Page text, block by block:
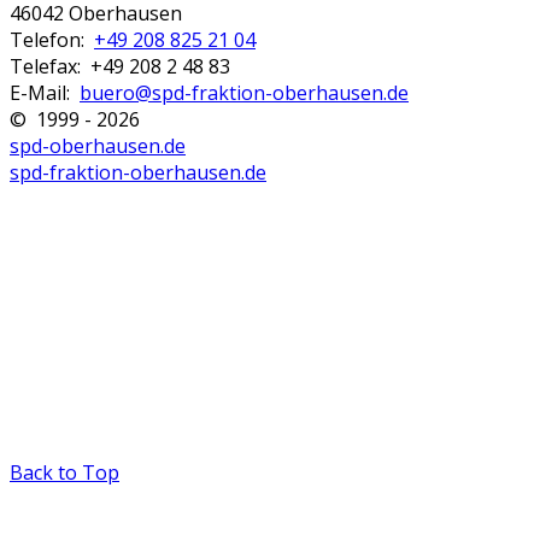
46042 Oberhausen
Telefon: +49 208 825 21 04
Telefax: +49 208 2 48 83
E-Mail: buero@spd-fraktion-oberhausen.de
© 1999 - 2026
spd-oberhausen.de
spd-fraktion-oberhausen.de
Back to Top